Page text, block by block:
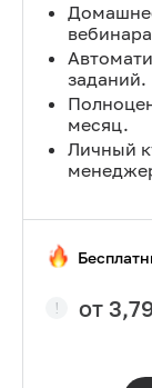
заданий.
месяц.
Личный
от